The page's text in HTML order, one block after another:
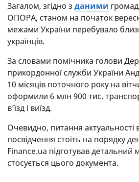
Загалом, згідно з даними
ОПОРА, станом на початок
межами України перебувало
українців.
За словами помічника голови
прикордонної служби України
10 місяців поточного року на
оформили 6 млн 900 тис.
в’їзд і виїзд.
Очевидно, питання актуальності
посвідчення стоїть на порядку
Finance.ua підготував детальний
стосується цього документа.